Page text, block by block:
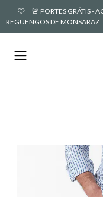
🚨 PORTES GRÁTIS -
REGUENGOS DE MONSARAZ